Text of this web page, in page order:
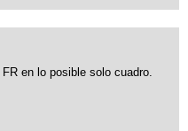
en lo posible solo cuadro.